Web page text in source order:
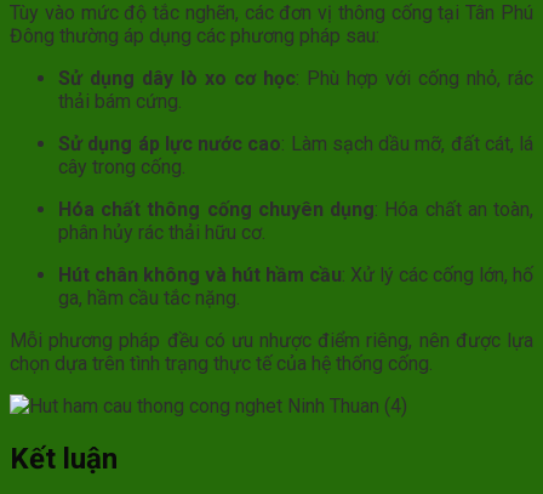
Tùy vào mức độ tắc nghẽn, các đơn vị thông cống tại Tân Phú
Đông thường áp dụng các phương pháp sau:
Sử dụng dây lò xo cơ học: Phù hợp với cống nhỏ, rác
thải bám cứng.
Sử dụng áp lực nước cao: Làm sạch dầu mỡ, đất cát, lá
cây trong cống.
Hóa chất thông cống chuyên dụng: Hóa chất an toàn,
phân hủy rác thải hữu cơ.
Hút chân không và hút hầm cầu: Xử lý các cống lớn, hố
ga, hầm cầu tắc nặng.
Mỗi phương pháp đều có ưu nhược điểm riêng, nên được lựa
chọn dựa trên tình trạng thực tế của hệ thống cống.
Kết luận